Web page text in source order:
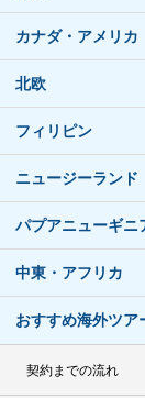
カナダ・アメリカ
北欧
フィリピン
ニュージーランド
パプアニューギニ
中東・アフリカ
おすすめ海外ツア
契約までの流れ